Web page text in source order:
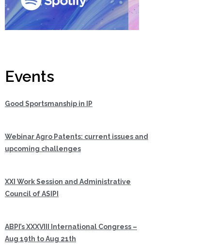
Events
Good Sportsmanship in IP
Webinar Agro Patents: current issues and
upcoming challenges
XXI Work Session and Administrative
Council of ASIPI
ABPI’s XXXVIII International Congress –
Aug 19th to Aug 21th